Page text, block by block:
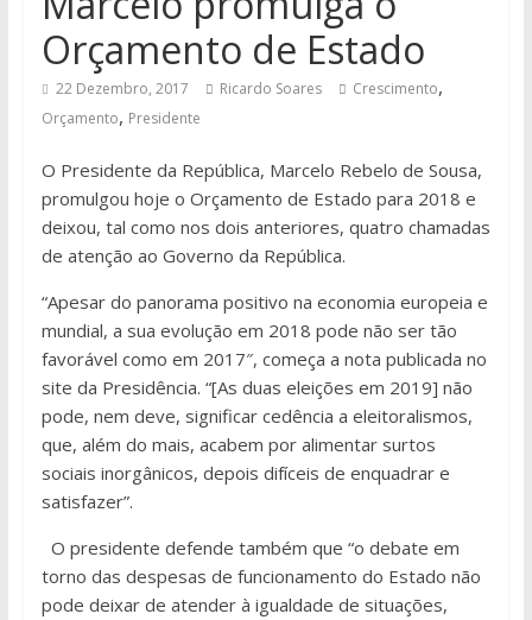
Orçamento de Estado
22 Dezembro, 2017 Ricardo Soares Crescimento,
Orçamento, Presidente
O Presidente da República, Marcelo Rebelo de Sousa,
promulgou hoje o Orçamento de Estado para 2018 e
deixou, tal como nos dois anteriores, quatro chamadas
de atenção ao Governo da República.
“Apesar do panorama positivo na economia europeia e
mundial, a sua evolução em 2018 pode não ser tão
favorável como em 2017″, começa a nota publicada no
site da Presidência. “[As duas eleições em 2019] não
pode, nem deve, significar cedência a eleitoralismos,
que, além do mais, acabem por alimentar surtos
sociais inorgânicos, depois difíceis de enquadrar e
satisfazer”.
O presidente defende também que “o debate em
torno das despesas de funcionamento do Estado não
pode deixar de atender à igualdade de situações,